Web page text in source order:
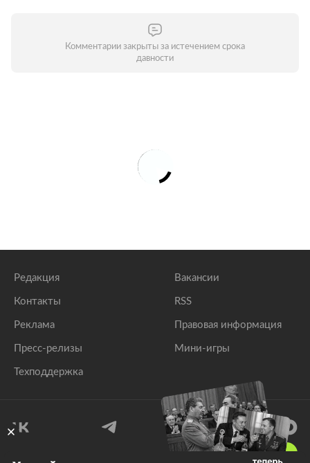
Комментарии закрыты за истечением срока
давности
Редакция
Контакты
Реклама
Пресс-релизы
Техподдержка
Вакансии
RSS
Правовая информация
Мини-игры